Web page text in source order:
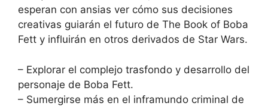
esperan con ansias ver cómo sus decisiones
creativas guiarán el futuro de The Book of Boba
Fett y influirán en otros derivados de Star Wars.
– Explorar el complejo trasfondo y desarrollo del
personaje de Boba Fett.
– Sumergirse más en el inframundo criminal de